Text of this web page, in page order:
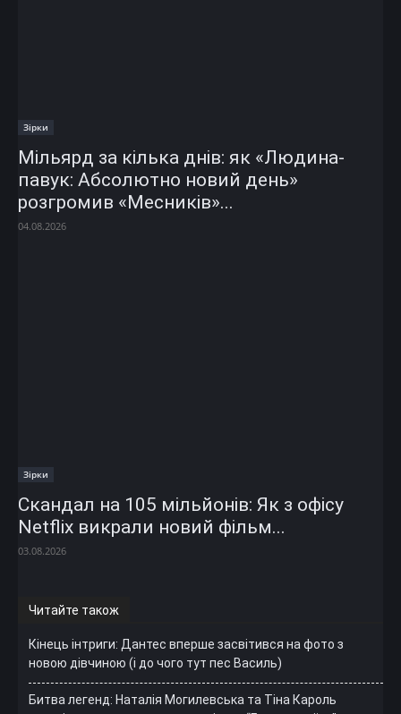
Зірки
Мільярд за кілька днів: як «Людина-
павук: Абсолютно новий день»
розгромив «Месників»...
04.08.2026
Зірки
Скандал на 105 мільйонів: Як з офісу
Netflix викрали новий фільм...
03.08.2026
Читайте також
Кінець інтриги: Дантес вперше засвітився на фото з
новою дівчиною (і до чого тут пес Василь)
Битва легенд: Наталія Могилевська та Тіна Кароль